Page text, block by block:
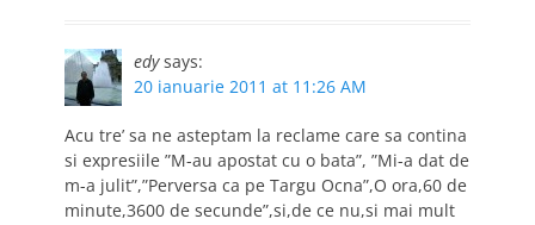
edy says:
20 ianuarie 2011 at 11:26 AM
Acu tre’ sa ne asteptam la reclame care sa contina
si expresiile ”M-au apostat cu o bata”, ”Mi-a dat de
m-a julit”,”Perversa ca pe Targu Ocna”,O ora,60 de
minute,3600 de secunde”,si,de ce nu,si mai mult